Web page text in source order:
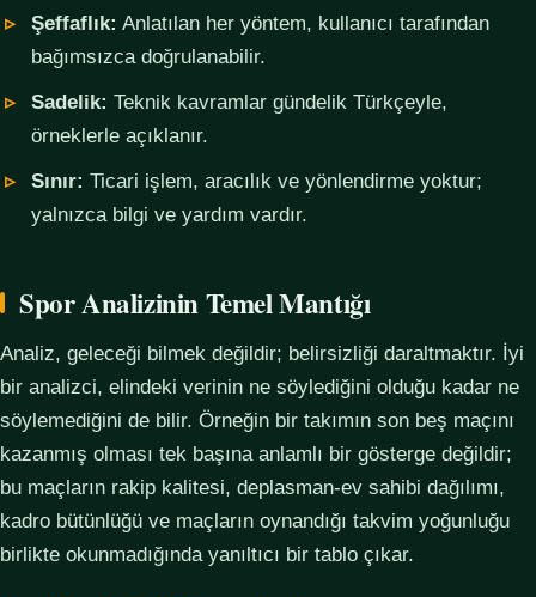
Şeffaflık: Anlatılan her yöntem, kullanıcı tarafından
bağımsızca doğrulanabilir.
Sadelik: Teknik kavramlar gündelik Türkçeyle,
örneklerle açıklanır.
Sınır: Ticari işlem, aracılık ve yönlendirme yoktur;
yalnızca bilgi ve yardım vardır.
Spor Analizinin Temel Mantığı
Analiz, geleceği bilmek değildir; belirsizliği daraltmaktır. İyi
bir analizci, elindeki verinin ne söylediğini olduğu kadar ne
söylemediğini de bilir. Örneğin bir takımın son beş maçını
kazanmış olması tek başına anlamlı bir gösterge değildir;
bu maçların rakip kalitesi, deplasman-ev sahibi dağılımı,
kadro bütünlüğü ve maçların oynandığı takvim yoğunluğu
birlikte okunmadığında yanıltıcı bir tablo çıkar.